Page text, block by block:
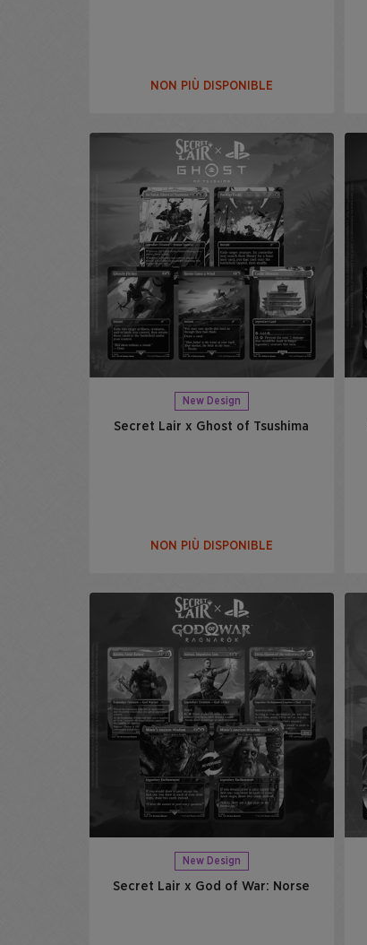
NON PIÙ DISPONIBLE
New Design
Secret Lair x Ghost of Tsushima
NON PIÙ DISPONIBLE
New Design
Secret Lair x God of War: Norse